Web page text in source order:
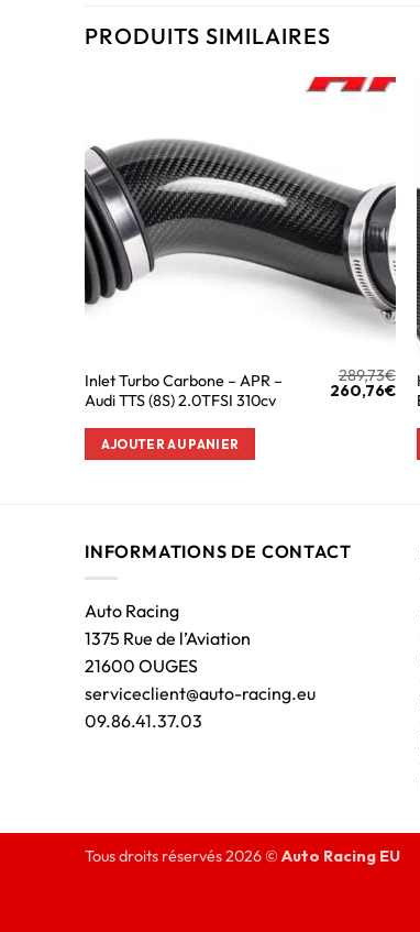
PRODUITS SIMILAIRES
Inlet Turbo Carbone – APR –
Audi TTS (8S) 2.0TFSI 310cv
289,73€
260,76€
AJOUTER AU PANIER
INFORMATIONS DE CONTACT
Auto Racing
1375 Rue de l’Aviation
21600 OUGES
serviceclient@auto-racing.eu
09.86.41.37.03
Tous droits réservés 2026 © Auto Racing EU